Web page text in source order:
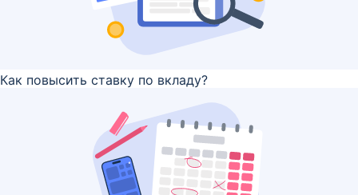
Как повысить ставку по вкладу?